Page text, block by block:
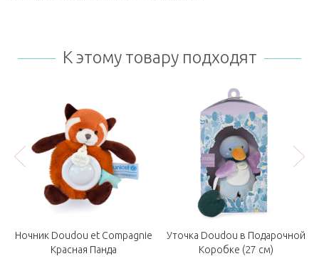
К этому товару подходят
Ночник Doudou et Compagnie
Красная Панда
Уточка Doudou в Подарочной
Коробке (27 см)